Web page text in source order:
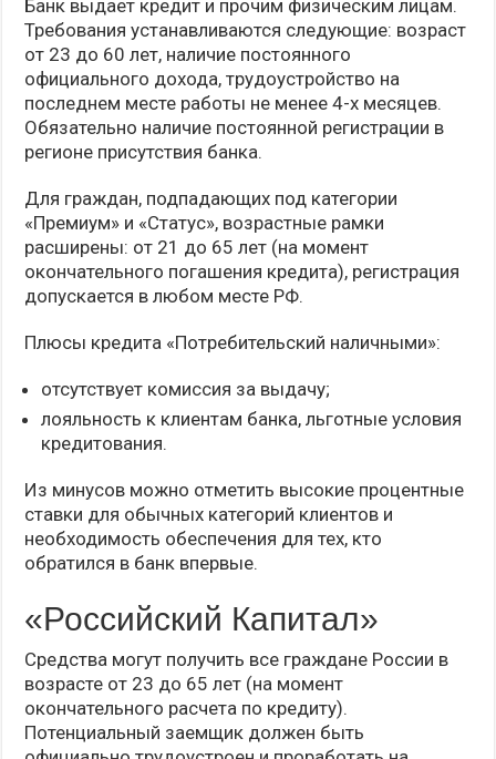
Банк выдает кредит и прочим физическим лицам.
Требования устанавливаются следующие: возраст
от 23 до 60 лет, наличие постоянного
официального дохода, трудоустройство на
последнем месте работы не менее 4-х месяцев.
Обязательно наличие постоянной регистрации в
регионе присутствия банка.
Для граждан, подпадающих под категории
«Премиум» и «Статус», возрастные рамки
расширены: от 21 до 65 лет (на момент
окончательного погашения кредита), регистрация
допускается в любом месте РФ.
Плюсы кредита «Потребительский наличными»:
отсутствует комиссия за выдачу;
лояльность к клиентам банка, льготные условия
кредитования.
Из минусов можно отметить высокие процентные
ставки для обычных категорий клиентов и
необходимость обеспечения для тех, кто
обратился в банк впервые.
«Российский Капитал»
Средства могут получить все граждане России в
возрасте от 23 до 65 лет (на момент
окончательного расчета по кредиту).
Потенциальный заемщик должен быть